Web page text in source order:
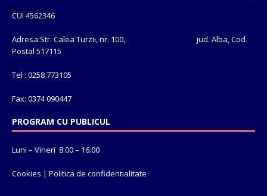
CUI 4562346
Adresa:Str. Calea Turzii, nr. 100, jud. Alba, Cod
Postal 517115
Tel : 0258 773105
Fax: 0374 090447
PROGRAM CU PUBLICUL
Luni – Vineri 8.00 – 16:00
Cookies | Politica de confidentialitate